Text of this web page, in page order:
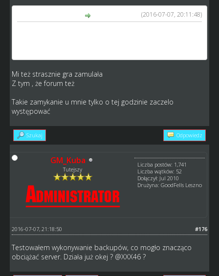
(2016-07-07, 20:11:48)
Mi też strasznie gra zamulała
Z tym , że forum też
Takie zamykanie u mnie tylko o tej godzinie zaczelo
występować
Szukaj Odpowiedz
GM_Kuba
Tutejszy
Liczba postów: 1,741
Liczba wątków: 52
Dołączył: Jul 2010
Drużyna: GoodFells Leszno
#176
2016-07-07, 21:18:50
Testowałem wykonywanie backupów, co mogło znacząco
obciążać server. Działa już okej ? @XXX46 ?